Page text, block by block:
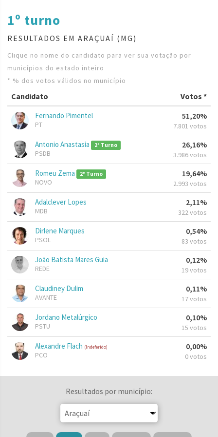
1º turno
RESULTADOS EM ARAÇUAÍ (MG)
Clique no nome do candidato para ver sua votação por
municípios do estado inteiro
* % dos votos válidos no município
Candidato Votos *
Fernando Pimentel
PT
51,20%
7.801 votos
Antonio Anastasia 2º Turno
PSDB
26,16%
3.986 votos
Romeu Zema 2º Turno
NOVO
19,64%
2.993 votos
Adalclever Lopes
MDB
2,11%
322 votos
Dirlene Marques
PSOL
0,54%
83 votos
João Batista Mares Guia
REDE
0,12%
19 votos
Claudiney Dulim
AVANTE
0,11%
17 votos
Jordano Metalúrgico
PSTU
0,10%
15 votos
Alexandre Flach (Indeferido)
PCO
0,00%
0 votos
Resultados por município: